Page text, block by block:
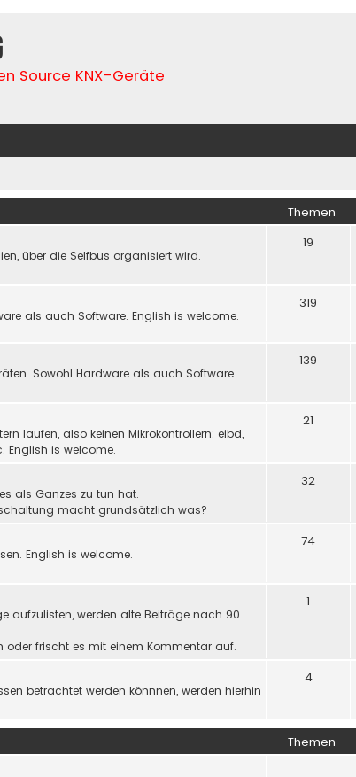
Source KNX-Geräte
Themen
über die Selfbus organisiert wird.
19
als auch Software. English is welcome.
319
Sowohl Hardware als auch Software.
139
laufen, also keinen Mikrokontrollern: eibd,
English is welcome.
21
als Ganzes zu tun hat.
macht grundsätzlich was?
32
English is welcome.
74
aufzulisten, werden alte Beiträge nach 90
oder frischt es mit einem Kommentar auf.
1
betrachtet werden könnnen, werden hierhin
4
Themen